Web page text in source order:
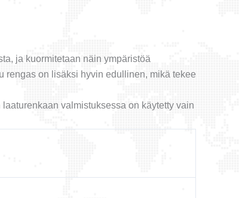
ja kuormitetaan näin ympäristöä
rengas on lisäksi hyvin edullinen, mikä tekee
valmistuksessa on käytetty vain